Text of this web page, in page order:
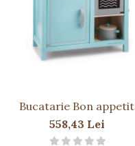
Bucatarie Bon appetit
Deluxe Albastru
558,43 Lei